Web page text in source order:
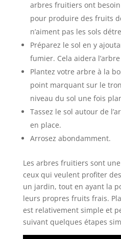
arbres fruitiers ont
pour produire des fruits
n’aiment pas les sols
Préparez le sol en y
fumier. Cela aidera
Plantez votre arbre à la
point marquant sur le
niveau du sol une fois
Tassez le sol autour de
en place.
Arrosez abondamment.
Les arbres fruitiers sont
ceux qui veulent profiter
un jardin, tout en ayant la
leurs propres fruits frais.
est relativement simple et
suivant quelques étapes